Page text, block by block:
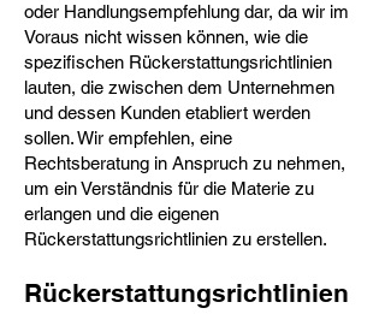
oder Handlungsempfehlung dar, da wir im
Voraus nicht wissen können, wie die
spezifischen Rückerstattungsrichtlinien
lauten, die zwischen dem Unternehmen
und dessen Kunden etabliert werden
sollen. Wir empfehlen, eine
Rechtsberatung in Anspruch zu nehmen,
um ein Verständnis für die Materie zu
erlangen und die eigenen
Rückerstattungsrichtlinien zu erstellen.
Rückerstattungsrichtlinien